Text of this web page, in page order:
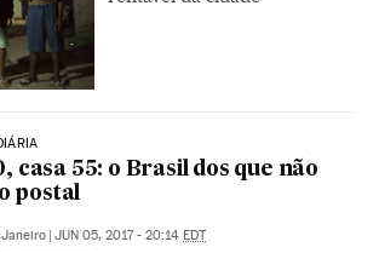
casa 55: o Brasil dos que não
postal
Janeiro JUN 05, 2017 - 20:14 EDT